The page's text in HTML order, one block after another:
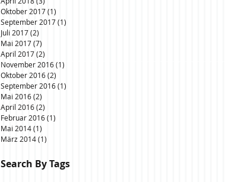
Oktober 2017(1)
September 2017(1)
Juli 2017(2)
Mai 2017(7)
April 2017(2)
November 2016(1)
Oktober 2016(2)
September 2016(1)
Mai 2016(2)
April 2016(2)
Februar 2016(1)
Mai 2014(1)
März 2014(1)
Search By Tags